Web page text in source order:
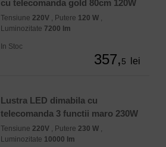
cu telecomanda gold 80cm 120W
Tensiune 220V , Putere 120 W ,
Luminozitate 7200 lm
In Stoc
357,5 lei
Lustra LED dimabila cu
telecomanda 3 functii maro 230W
Tensiune 220V , Putere 230 W ,
Luminozitate 10000 lm